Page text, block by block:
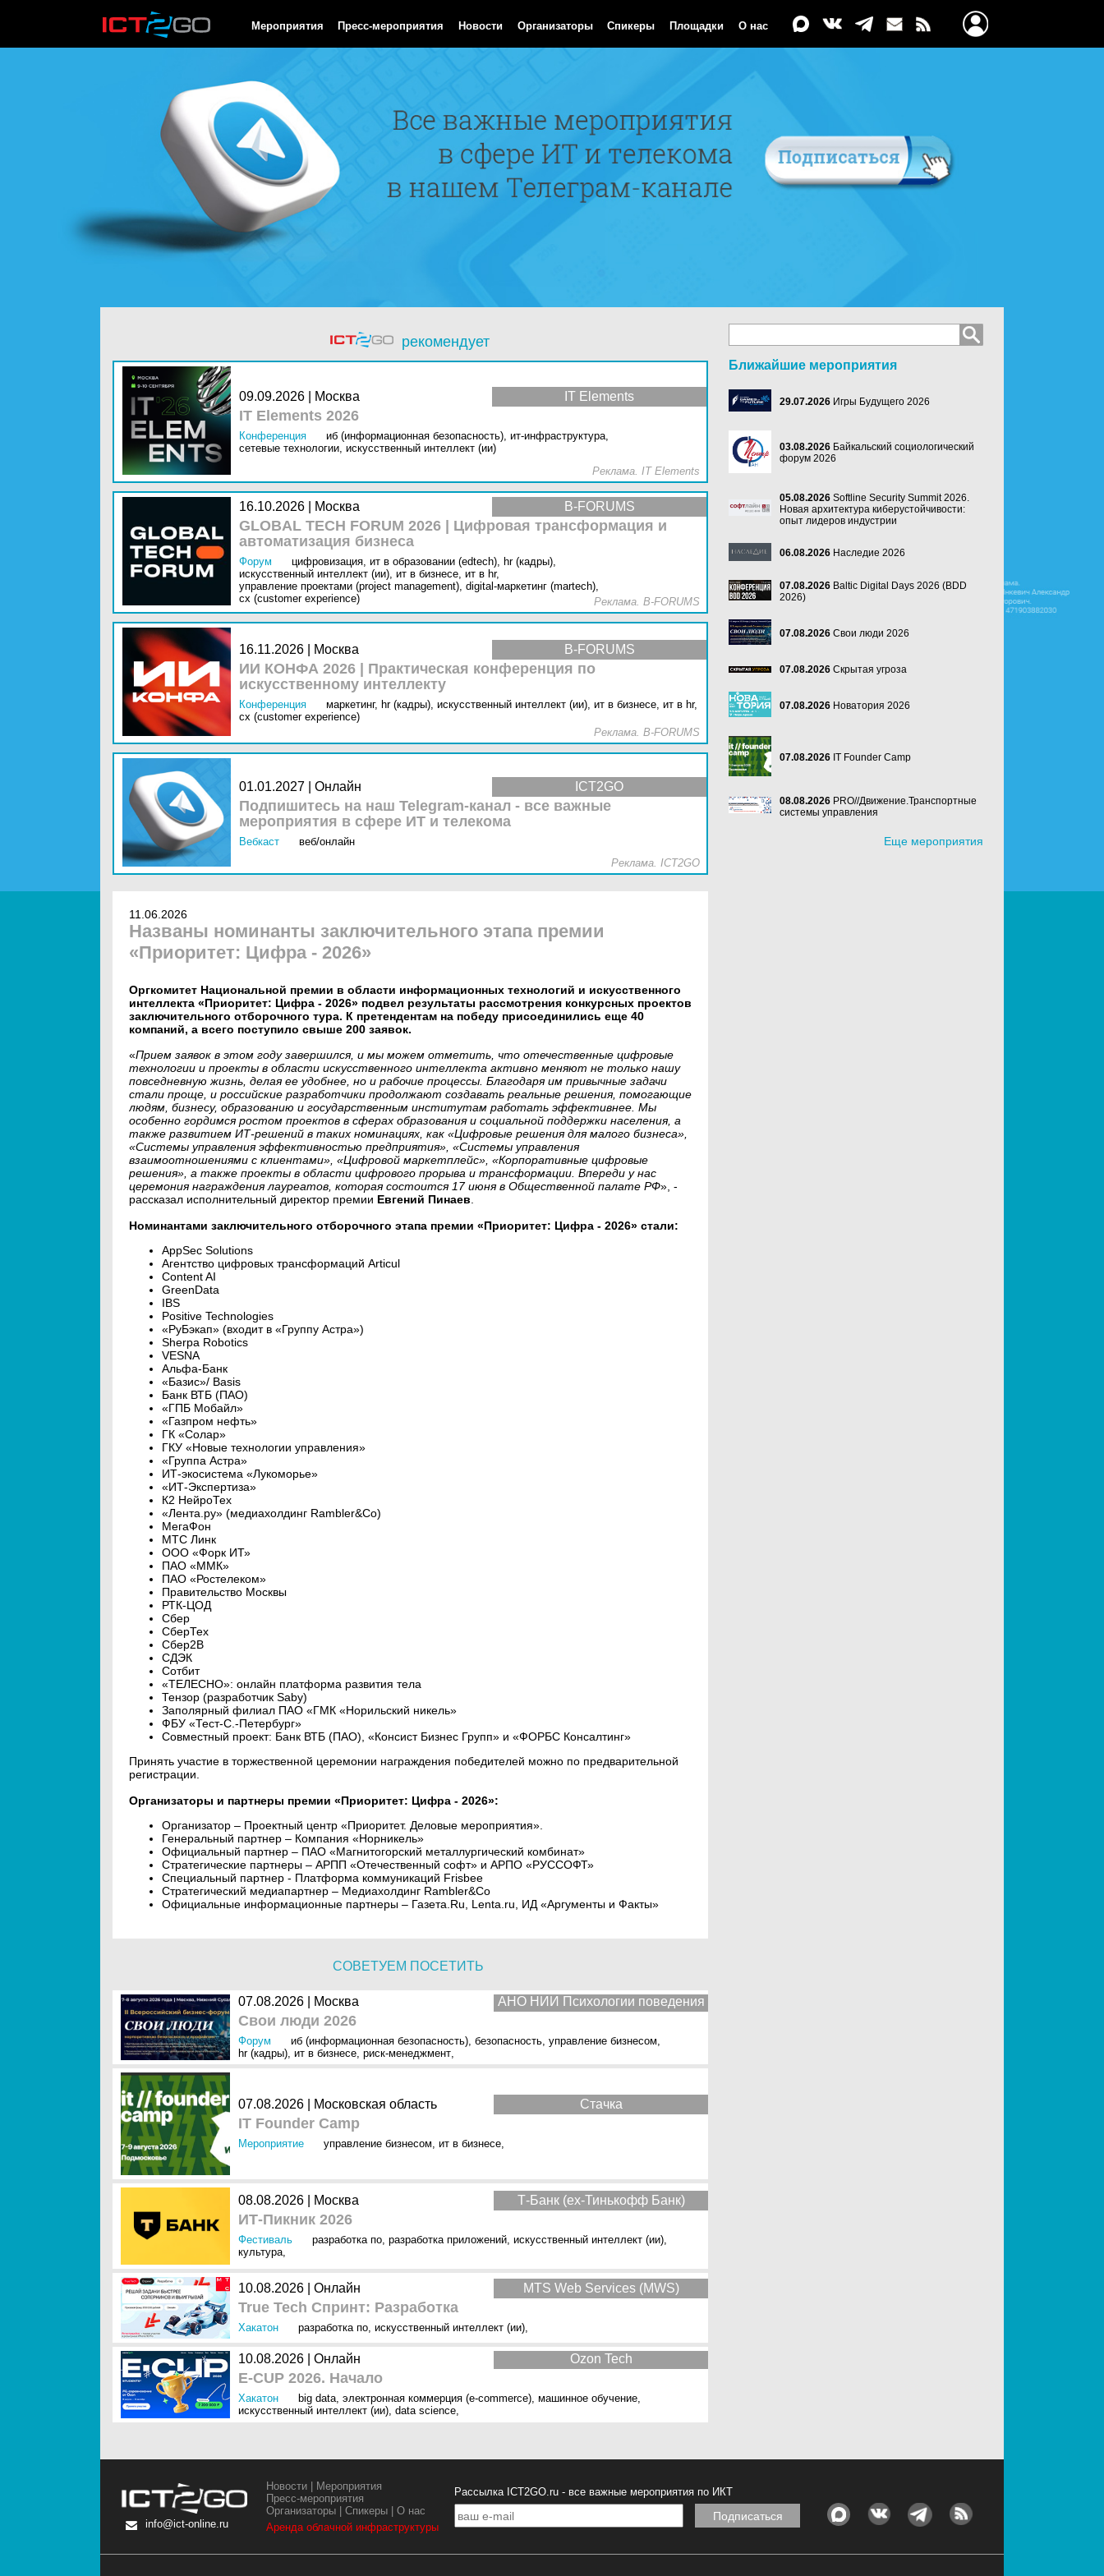
Мероприятия Пресс-мероприятия Новости Организаторы Спикеры Площадки О нас
рекомендует
IT Elements
09.09.2026 | Москва
IT Elements 2026
Конференция иб (информационная безопасность), ит-инфраструктура,
сетевые технологии, искусственный интеллект (ии)
Реклама. IT Elements
B-FORUMS
16.10.2026 | Москва
GLOBAL TECH FORUM 2026 | Цифровая трансформация и
автоматизация бизнеса
Форум цифровизация, ит в образовании (edtech), hr (кадры),
искусственный интеллект (ии), ит в бизнесе, ит в hr,
управление проектами (project management), digital-маркетинг (martech),
cx (customer experience)
Реклама. B-FORUMS
B-FORUMS
16.11.2026 | Москва
ИИ КОНФА 2026 | Практическая конференция по
искусственному интеллекту
Конференция маркетинг, hr (кадры), искусственный интеллект (ии), ит в бизнесе, ит в hr,
cx (customer experience)
Реклама. B-FORUMS
ICT2GO
01.01.2027 | Онлайн
Подпишитесь на наш Telegram-канал - все важные
мероприятия в сфере ИТ и телекома
Вебкаст
веб/онлайн
Реклама. ICT2GO
11.06.2026
Названы номинанты заключительного этапа премии
«Приоритет: Цифра - 2026»
Оргкомитет Национальной премии в области информационных технологий и искусственного
интеллекта «Приоритет: Цифра - 2026» подвел результаты рассмотрения конкурсных проектов
заключительного отборочного тура. К претендентам на победу присоединились еще 40
компаний, а всего поступило свыше 200 заявок.
«Прием заявок в этом году завершился, и мы можем отметить, что отечественные цифровые
технологии и проекты в области искусственного интеллекта активно меняют не только нашу
повседневную жизнь, делая ее удобнее, но и рабочие процессы. Благодаря им привычные задачи
стали проще, и российские разработчики продолжают создавать реальные решения, помогающие
людям, бизнесу, образованию и государственным институтам работать эффективнее. Мы
особенно гордимся ростом проектов в сферах образования и социальной поддержки населения, а
также развитием ИТ-решений в таких номинациях, как «Цифровые решения для малого бизнеса»,
«Системы управления эффективностью предприятия», «Системы управления
взаимоотношениями с клиентами», «Цифровой маркетплейс», «Корпоративные цифровые
решения», а также проекты в области цифрового прорыва и трансформации. Впереди у нас
церемония награждения лауреатов, которая состоится 17 июня в Общественной палате РФ», -
рассказал исполнительный директор премии Евгений Пинаев
Номинантами заключительного отборочного этапа премии «Приоритет: Цифра - 2026» стали:
AppSec Solutions
Агентство цифровых трансформаций Articul
Content AI
GreenData
IBS
Positive Technologies
«РуБэкап» (входит в «Группу Астра»)
Sherpa Robotics
VESNA
Альфа-Банк
«Базис»/ Basis
Банк ВТБ (ПАО)
«ГПБ Мобайл»
«Газпром нефть»
ГК «Солар»
ГКУ «Новые технологии управления»
«Группа Астра»
ИТ-экосистема «Лукоморье»
«ИТ-Экспертиза»
К2 НейроТех
«Лента.ру» (медиахолдинг Rambler&Co)
МегаФон
МТС Линк
ООО «Форк ИТ»
ПАО «ММК»
ПАО «Ростелеком»
Правительство Москвы
РТК-ЦОД
Сбер
СберТех
Cбер2B
СДЭК
Сотбит
«ТЕЛЕСНО»: онлайн платформа развития тела
Тензор (разработчик Saby)
Заполярный филиал ПАО «ГМК «Норильский никель»
ФБУ «Тест-С.-Петербург»
Совместный проект: Банк ВТБ (ПАО), «Консист Бизнес Групп» и «ФОРБС Консалтинг»
Принять участие в торжественной церемонии награждения победителей можно по предварительной
регистрации.
Организаторы и партнеры премии «Приоритет: Цифра - 2026»:
Организатор – Проектный центр «Приоритет. Деловые мероприятия».
Генеральный партнер – Компания «Норникель»
Официальный партнер – ПАО «Магнитогорский металлургический комбинат»
Стратегические партнеры – АРПП «Отечественный софт» и АРПО «РУССОФТ»
Специальный партнер - Платформа коммуникаций Frisbee
Стратегический медиапартнер – Медиахолдинг Rambler&Co
Официальные информационные партнеры – Газета.Ru, Lenta.ru, ИД «Аргументы и Факты»
СОВЕТУЕМ ПОСЕТИТЬ
АНО НИИ Психологии поведения
07.08.2026 | Москва
Свои люди 2026
Форум иб (информационная безопасность), безопасность, управление бизнесом,
hr (кадры), ит в бизнесе, риск-менеджмент,
Стачка
07.08.2026 | Московская область
IT Founder Camp
Мероприятие управление бизнесом, ит в бизнесе,
Т-Банк (ex-Тинькофф Банк)
08.08.2026 | Москва
ИТ-Пикник 2026
Фестиваль разработка по, разработка приложений, искусственный интеллект (ии),
культура,
MTS Web Services (MWS)
10.08.2026 | Онлайн
True Tech Спринт: Разработка
Хакатон разработка по, искусственный интеллект (ии),
Ozon Tech
10.08.2026 | Онлайн
E-CUP 2026. Начало
Хакатон big data, электронная коммерция (e-commerce), машинное обучение,
искусственный интеллект (ии), data science,
Ближайшие мероприятия
29.07.2026 Игры Будущего 2026
03.08.2026 Байкальский социологический
форум 2026
05.08.2026 Softline Security Summit 2026.
Новая архитектура киберустойчивости:
опыт лидеров индустрии
06.08.2026 Наследие 2026
07.08.2026 Baltic Digital Days 2026 (BDD
2026)
07.08.2026 Свои люди 2026
07.08.2026 Скрытая угроза
07.08.2026 Новатория 2026
07.08.2026 IT Founder Camp
08.08.2026 PRO//Движение.Транспортные
системы управления
Еще мероприятия
info@ict-online.ru
Новости
Мероприятия
Пресс-мероприятия
Организаторы |Спикеры |О нас
Аренда облачной инфраструктуры
Рассылка ICT2GO.ru - все важные мероприятия по ИКТ